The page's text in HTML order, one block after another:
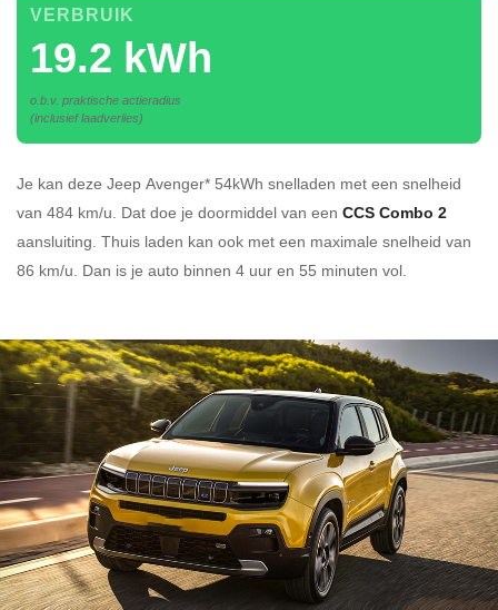
19.2 kWh
VERBRUIK
o.b.v. praktische actieradius
(inclusief laadverlies)
Je kan deze Jeep Avenger* 54kWh snelladen met een snelheid
van 484 km/u. Dat doe je doormiddel van een CCS Combo 2
aansluiting. Thuis laden kan ook met een maximale snelheid van
86 km/u. Dan is je auto binnen 4 uur en 55 minuten vol.